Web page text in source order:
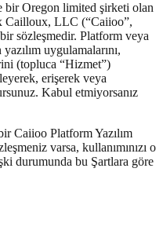
bir Oregon limited şirketi olan
Cailloux, LLC (“Caiioo”,
sözleşmedir. Platform veya
uygulamalarını,
(topluca “Hizmet”)
erişerek veya
Kabul etmiyorsanız
Caiioo Platform Yazılım
varsa, kullanımınızı o
durumunda bu Şartlara göre